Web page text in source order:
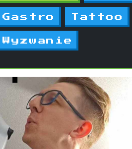
Tattoo
Wyzwanie